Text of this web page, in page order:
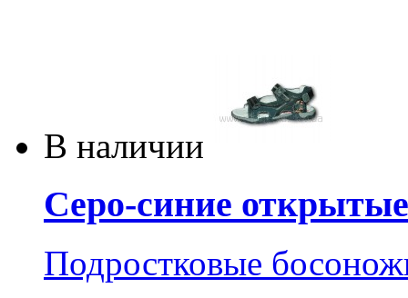
В наличии
Серо-синие
Подростковые